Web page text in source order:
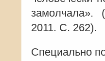
2011. С. 262).
Специально